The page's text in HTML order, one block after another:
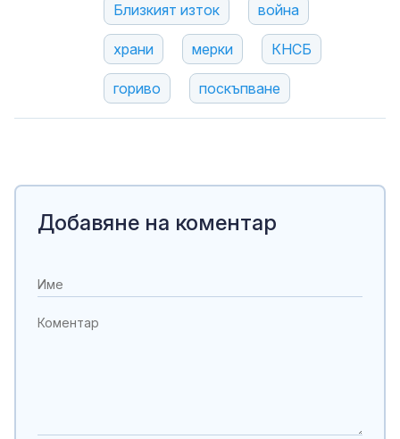
Близкият изток война
храни мерки КНСБ
гориво поскъпване
Добавяне на коментар